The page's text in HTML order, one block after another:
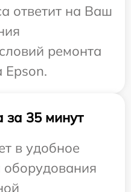
ответит на Ваш
ремонта
Epson.
за 35 минут
в удобное